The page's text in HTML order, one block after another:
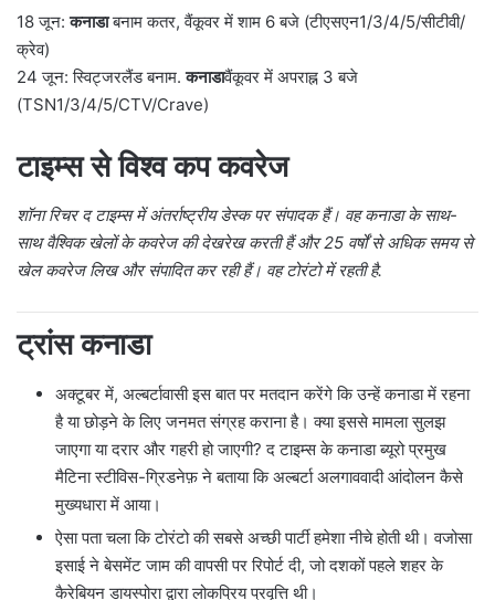
18 जून:कनाडाबनाम कतर, वैंकूवर में शाम 6 बजे (टीएसएन1/3/4/5/सीटीवी/
क्रेव)
24 जून: स्विट्जरलैंड बनाम.कनाडावैंकूवर में अपराह्न 3 बजे
(TSN1/3/4/5/CTV/Crave)
टाइम्स से विश्व कप कवरेज
शॉना रिचर द टाइम्स में अंतर्राष्ट्रीय डेस्क पर संपादक हैं। वह कनाडा के साथ-
साथ वैश्विक खेलों के कवरेज की देखरेख करती हैं और 25 वर्षों से अधिक समय से
खेल कवरेज लिख और संपादित कर रही हैं। वह टोरंटो में रहती है.
ट्रांस कनाडा
अक्टूबर में, अल्बर्टावासी इस बात पर मतदान करेंगे कि उन्हें कनाडा में रहना
है या छोड़ने के लिए जनमत संग्रह कराना है। क्या इससे मामला सुलझ
जाएगा या दरार और गहरी हो जाएगी? द टाइम्स के कनाडा ब्यूरो प्रमुख
मैटिना स्टीविस-ग्रिडनेफ़ ने बताया कि अल्बर्टा अलगाववादी आंदोलन कैसे
मुख्यधारा में आया।
ऐसा पता चला कि टोरंटो की सबसे अच्छी पार्टी हमेशा नीचे होती थी। वजोसा
इसाई ने बेसमेंट जाम की वापसी पर रिपोर्ट दी, जो दशकों पहले शहर के
कैरेबियन डायस्पोरा द्वारा लोकप्रिय प्रवृत्ति थी।